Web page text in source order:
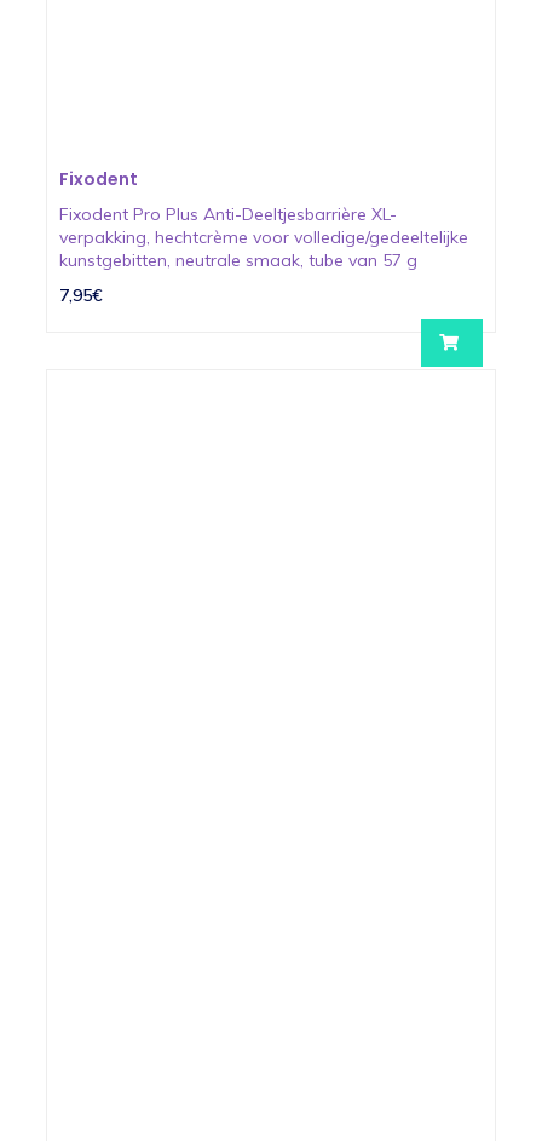
Fixodent
Fixodent Pro Plus Anti-Deeltjesbarrière XL-
verpakking, hechtcrème voor volledige/gedeeltelijke
kunstgebitten, neutrale smaak, tube van 57 g
7,95€